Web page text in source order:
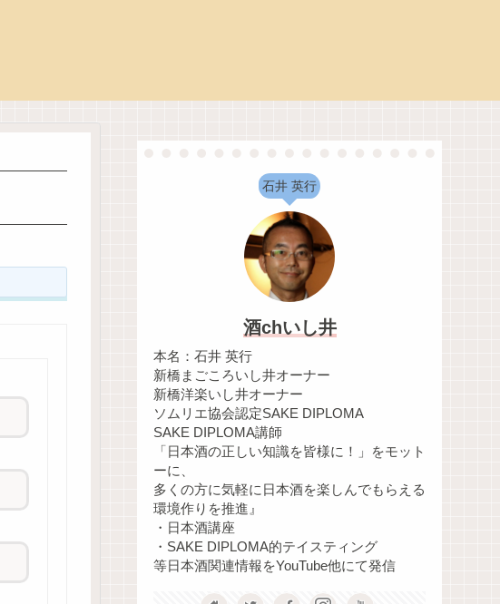
石井 英行
酒chいし井
本名：石井 英行
新橋まごころいし井オーナー
新橋洋楽いし井オーナー
ソムリエ協会認定SAKE DIPLOMA
SAKE DIPLOMA講師
「日本酒の正しい知識を皆様に！」をモット
ーに、
多くの方に気軽に日本酒を楽しんでもらえる
環境作りを推進』
・日本酒講座
・SAKE DIPLOMA的テイスティング
等日本酒関連情報をYouTube他にて発信